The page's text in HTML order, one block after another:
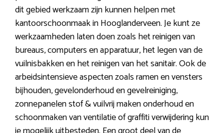
dit gebied werkzaam zijn kunnen helpen met
kantoorschoonmaak in Hooglanderveen. Je kunt ze
werkzaamheden laten doen zoals het reinigen van
bureaus, computers en apparatuur, het legen van de
vuilnisbakken en het reinigen van het sanitair. Ook de
arbeidsintensieve aspecten zoals ramen en vensters
bijhouden, gevelonderhoud en gevelreiniging,
zonnepanelen stof & vuilvrij maken onderhoud en
schoonmaken van ventilatie of graffiti verwijdering kun